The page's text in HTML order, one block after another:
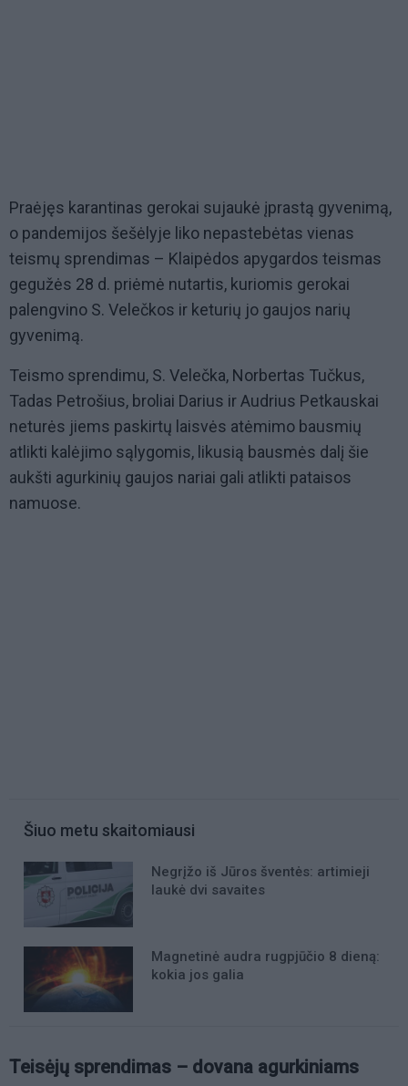
Praėjęs karantinas gerokai sujaukė įprastą gyvenimą,
o pandemijos šešėlyje liko nepastebėtas vienas
teismų sprendimas – Klaipėdos apygardos teismas
gegužės 28 d. priėmė nutartis, kuriomis gerokai
palengvino S. Velečkos ir keturių jo gaujos narių
gyvenimą.
Teismo sprendimu, S. Velečka, Norbertas Tučkus,
Tadas Petrošius, broliai Darius ir Audrius Petkauskai
neturės jiems paskirtų laisvės atėmimo bausmių
atlikti kalėjimo sąlygomis, likusią bausmės dalį šie
aukšti agurkinių gaujos nariai gali atlikti pataisos
namuose.
Šiuo metu skaitomiausi
Negrįžo iš Jūros šventės: artimieji
laukė dvi savaites
Magnetinė audra rugpjūčio 8 dieną:
kokia jos galia
Teisėjų sprendimas – dovana agurkiniams